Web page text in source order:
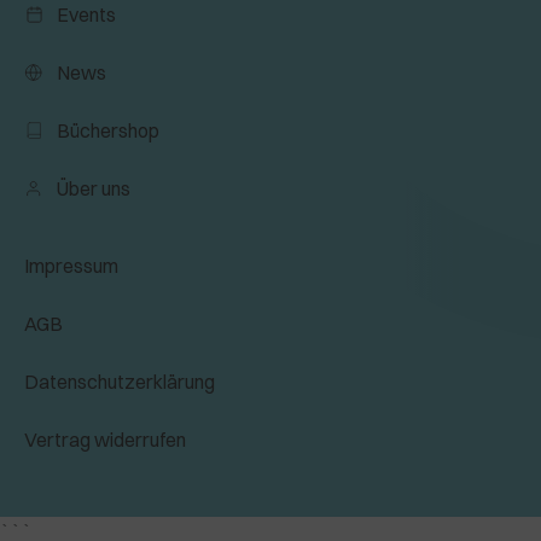
Events
News
Büchershop
Über uns
Impressum
AGB
Datenschutzerklärung
Vertrag widerrufen
```